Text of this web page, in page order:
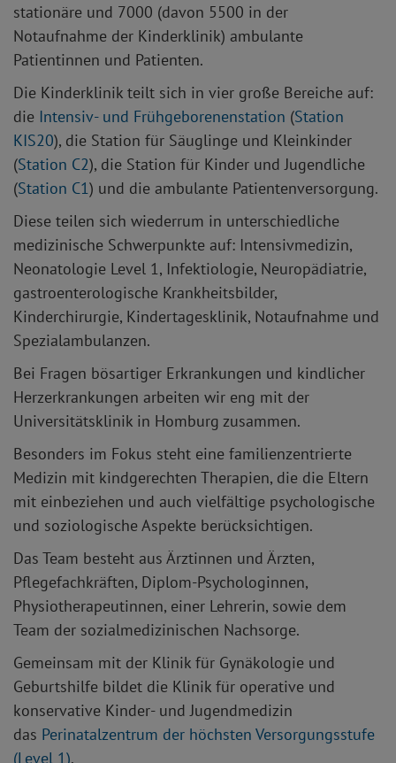
stationäre und 7000 (davon 5500 in der
Notaufnahme der Kinderklinik) ambulante
Patientinnen und Patienten.
Die Kinderklinik teilt sich in vier große Bereiche auf:
die Intensiv- und Frühgeborenenstation (Station
KIS20), die Station für Säuglinge und Kleinkinder
(Station C2), die Station für Kinder und Jugendliche
(Station C1) und die ambulante Patientenversorgung.
Diese teilen sich wiederrum in unterschiedliche
medizinische Schwerpunkte auf: Intensivmedizin,
Neonatologie Level 1, Infektiologie, Neuropädiatrie,
gastroenterologische Krankheitsbilder,
Kinderchirurgie, Kindertagesklinik, Notaufnahme und
Spezialambulanzen.
Bei Fragen bösartiger Erkrankungen und kindlicher
Herzerkrankungen arbeiten wir eng mit der
Universitätsklinik in Homburg zusammen.
Besonders im Fokus steht eine familienzentrierte
Medizin mit kindgerechten Therapien, die die Eltern
mit einbeziehen und auch vielfältige psychologische
und soziologische Aspekte berücksichtigen.
Das Team besteht aus Ärztinnen und Ärzten,
Pflegefachkräften, Diplom-Psychologinnen,
Physiotherapeutinnen, einer Lehrerin, sowie dem
Team der sozialmedizinischen Nachsorge.
Gemeinsam mit der Klinik für Gynäkologie und
Geburtshilfe bildet die Klinik für operative und
konservative Kinder- und Jugendmedizin
das Perinatalzentrum der höchsten Versorgungsstufe
(Level 1).